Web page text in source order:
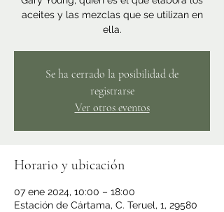
aceites y las mezclas que se utilizan en
ella.
Se ha cerrado la posibilidad de
registrarse
Ver otros eventos
Horario y ubicación
07 ene 2024, 10:00 – 18:00
Estación de Cártama, C. Teruel, 1, 29580